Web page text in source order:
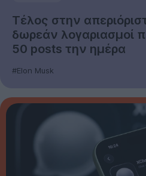
Τέλος στην
δωρεάν λογαριασμοί
50 posts την ημέρα
#Elon Musk